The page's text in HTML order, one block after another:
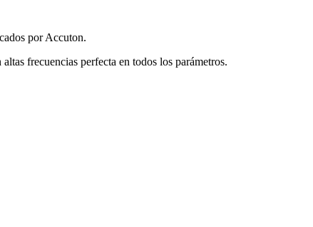
por Accuton.
frecuencias perfecta en todos los parámetros.